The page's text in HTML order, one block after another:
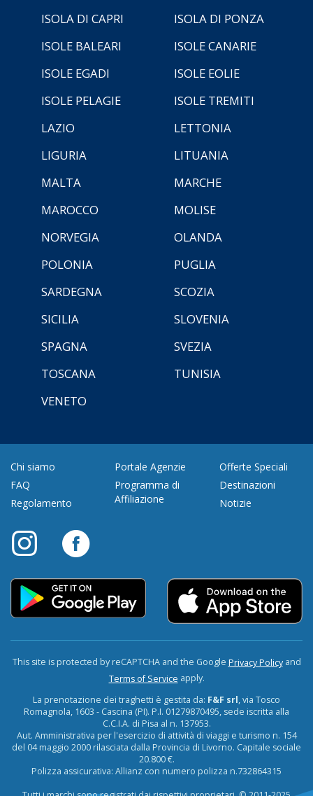
ISOLA DI CAPRI
ISOLA DI PONZA
ISOLE BALEARI
ISOLE CANARIE
ISOLE EGADI
ISOLE EOLIE
ISOLE PELAGIE
ISOLE TREMITI
LAZIO
LETTONIA
LIGURIA
LITUANIA
MALTA
MARCHE
MAROCCO
MOLISE
NORVEGIA
OLANDA
POLONIA
PUGLIA
SARDEGNA
SCOZIA
SICILIA
SLOVENIA
SPAGNA
SVEZIA
TOSCANA
TUNISIA
VENETO
Chi siamo
FAQ
Regolamento
Portale Agenzie
Programma di
Affiliazione
Offerte Speciali
Destinazioni
Notizie
This site is protected by reCAPTCHA and the Google Privacy Policyand
Terms of Service apply.
La prenotazione dei traghetti è gestita da: F&F srl, via Tosco
Romagnola, 1603 - Cascina (PI). P.I. 01279870495, sede iscritta alla
C.C.I.A. di Pisa al n. 137953.
Aut. Amministrativa per l'esercizio di attività di viaggi e turismo n. 154
del 04 maggio 2000 rilasciata dalla Provincia di Livorno. Capitale sociale
20.800 €.
Polizza assicurativa: Allianz con numero polizza n.732864315